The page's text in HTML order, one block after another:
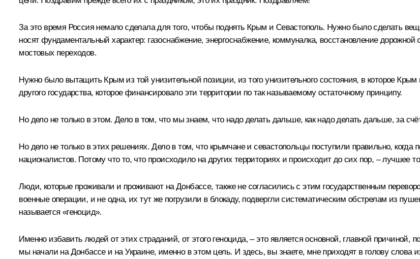
За это время Россия немало сделала для того, чтобы поднять Крым и Севастополь. Нужно было сделать
носят фундаментальный характер: газоснабжение, энергоснабжение, коммуналка, восстановление дорожной
мостовых переходов.
Нужно было вытащить Крым из той унизительной позиции, из того унизительного состояния, в которое
другого государства, которое финансировало эти территории по так называемому остаточному принципу.
Но дело не только в этом. Дело в том, что мы знаем, что надо делать дальше, как надо делать дальше, за
Но дело не только в этих решениях. Дело в том, что крымчане и севастопольцы поступили правильно, когда
националистов. Потому что то, что происходило на других территориях и происходит до сих пор, – лучшее
Люди, которые проживали и проживают на Донбассе, также не согласились с этим государственным
военные операции, и не одна, их тут же погрузили в блокаду, подвергли систематическим обстрелам из
называется «геноцид».
Именно избавить людей от этих страданий, от этого геноцида, – это является основной, главной
мы начали на Донбассе и на Украине, именно в этом цель. И здесь, вы знаете, мне приходят в голову